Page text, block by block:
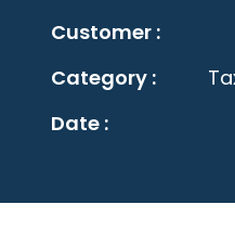
Customer :
Category :
Date :